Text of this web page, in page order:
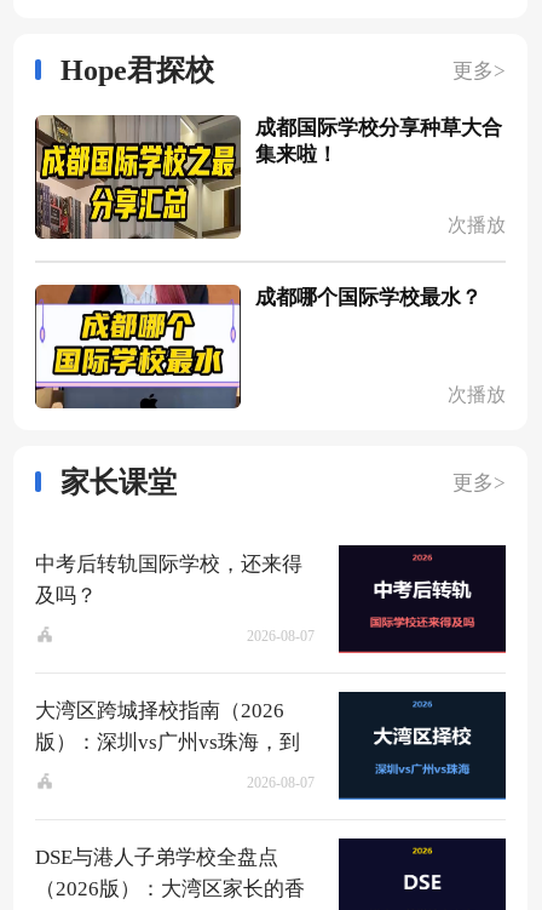
Hope君探校 更多>
成都国际学校分享种草大合
集来啦！
次播放
成都哪个国际学校最水？
次播放
家长课堂 更多>
中考后转轨国际学校，还来得
及吗？
2026-08-07
大湾区跨城择校指南（2026
版）：深圳vs广州vs珠海，到
底该去哪？
2026-08-07
DSE与港人子弟学校全盘点
（2026版）：大湾区家长的香